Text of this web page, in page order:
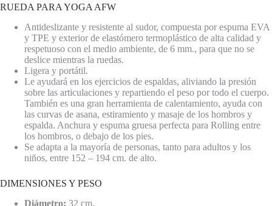
RUEDA PARA YOGA AFW
Antideslizante y resistente al sudor, compuesta por espuma EVA
y TPE y exterior de elastómero termoplástico de alta calidad y
respetuoso con el medio ambiente, de 6 mm., para que no se
deslice mientras la ruedas.
Ligera y portátil.
Le ayudará en los ejercicios de espaldas, aliviando la presión
sobre las articulaciones y repartiendo el peso por todo el cuerpo.
También es una gran herramienta de calentamiento, ayuda con
las curvas de asana, estiramiento y masaje de los hombros y
espalda. Anchura y espuma gruesa perfecta para Rolling entre
los hombros, o debajo de los pies.
Se adapta a la mayoría de personas, tanto para adultos y los
niños, entre 152 – 194 cm. de alto.
DIMENSIONES Y PESO
Diámetro: 32 cm.